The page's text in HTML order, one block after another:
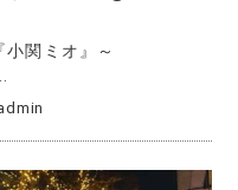
関ミオ』～